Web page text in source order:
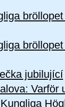
jubilující
Varför